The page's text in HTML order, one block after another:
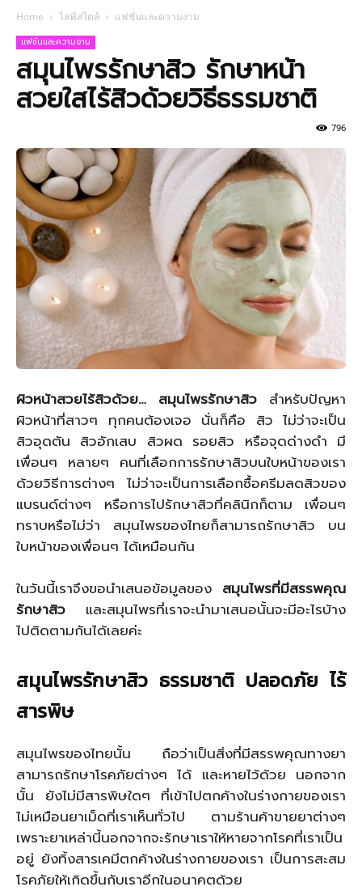
Home ไลฟ์สไตล์ แฟชั่นและความงาม
แฟชั่นและความงาม
สมุนไพรรักษาสิว รักษาหน้า
สวยใสไร้สิวด้วยวิธีธรรมชาติ
796
ผิวหน้าสวยไร้สิวด้วย… สมุนไพรรักษาสิว สำหรับปัญหา
ผิวหน้าที่สาวๆ ทุกคนต้องเจอ นั่นก็คือ สิว ไม่ว่าจะเป็น
สิวอุดตัน สิวอักเสบ สิวผด รอยสิว หรือจุดด่างดํา มี
เพื่อนๆ หลายๆ คนที่เลือกการรักษาสิวบนใบหน้าของเรา
ด้วยวิธีการต่างๆ ไม่ว่าจะเป็นการเลือกซื้อครีมลดสิวของ
แบรนด์ต่างๆ หรือการไปรักษาสิวที่คลินิกก็ตาม เพื่อนๆ
ทราบหรือไม่ว่า สมุนไพรของไทยก็สามารถรักษาสิว บน
ใบหน้าของเพื่อนๆ ได้เหมือนกัน
ในวันนี้เราจึงขอนำเสนอข้อมูลของ สมุนไพรที่มีสรรพคุณ
รักษาสิว และสมุนไพรที่เราจะนำมาเสนอนั้นจะมีอะไรบ้าง
ไปติดตามกันได้เลยค่ะ
สมุนไพรรักษาสิว ธรรมชาติ ปลอดภัย ไร้
สารพิษ
สมุนไพรของไทยนั้น ถือว่าเป็นสิ่งที่มีสรรพคุณทางยา
สามารถรักษาโรคภัยต่างๆ ได้ และหายไว้ด้วย นอกจาก
นั้น ยังไม่มีสารพิษใดๆ ที่เข้าไปตกค้างในร่างกายของเรา
ไม่เหมือนยาเม็ดที่เราเห็นทั่วไป ตามร้านค้าขายยาต่างๆ
เพราะยาเหล่านี้นอกจากจะรักษาเราให้หายจากโรคที่เราเป็น
อยู่ ยังทิ้งสารเคมีตกค้างในร่างกายของเรา เป็นการสะสม
โรคภัยให้เกิดขึ้นกับเราอีกในอนาคตด้วย